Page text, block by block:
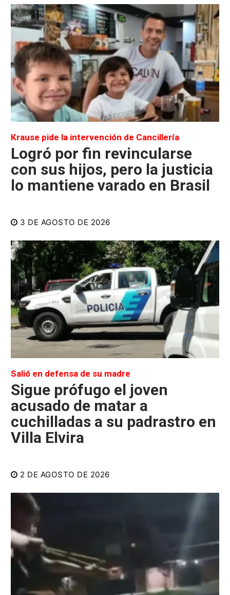
Krause pide la intervención de Cancillería
Logró por fin revincularse
con sus hijos, pero la justicia
lo mantiene varado en Brasil
3 DE AGOSTO DE 2026
Salió en defensa de su madre
Sigue prófugo el joven
acusado de matar a
cuchilladas a su padrastro en
Villa Elvira
2 DE AGOSTO DE 2026